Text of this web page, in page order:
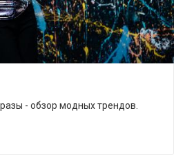
- обзор модных трендов.